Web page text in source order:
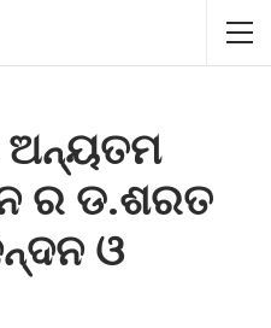
ଅନ୍ୟତମ
ର ଡ.ଶରତ
ଓ